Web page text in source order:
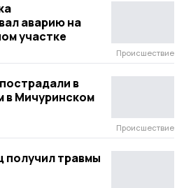
аварию на
участке
Происшествие
в
в Мичуринском
Происшествие
получил травмы